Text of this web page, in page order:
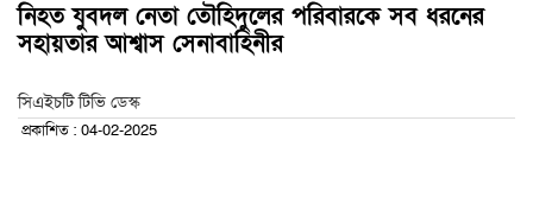
নিহত যুবদল নেতা তৌহিদুলের পরিবারকে সব ধরনের
সহায়তার আশ্বাস সেনাবাহিনীর
সিএইচটি টিভি ডেস্ক
প্রকাশিত : 04-02-2025